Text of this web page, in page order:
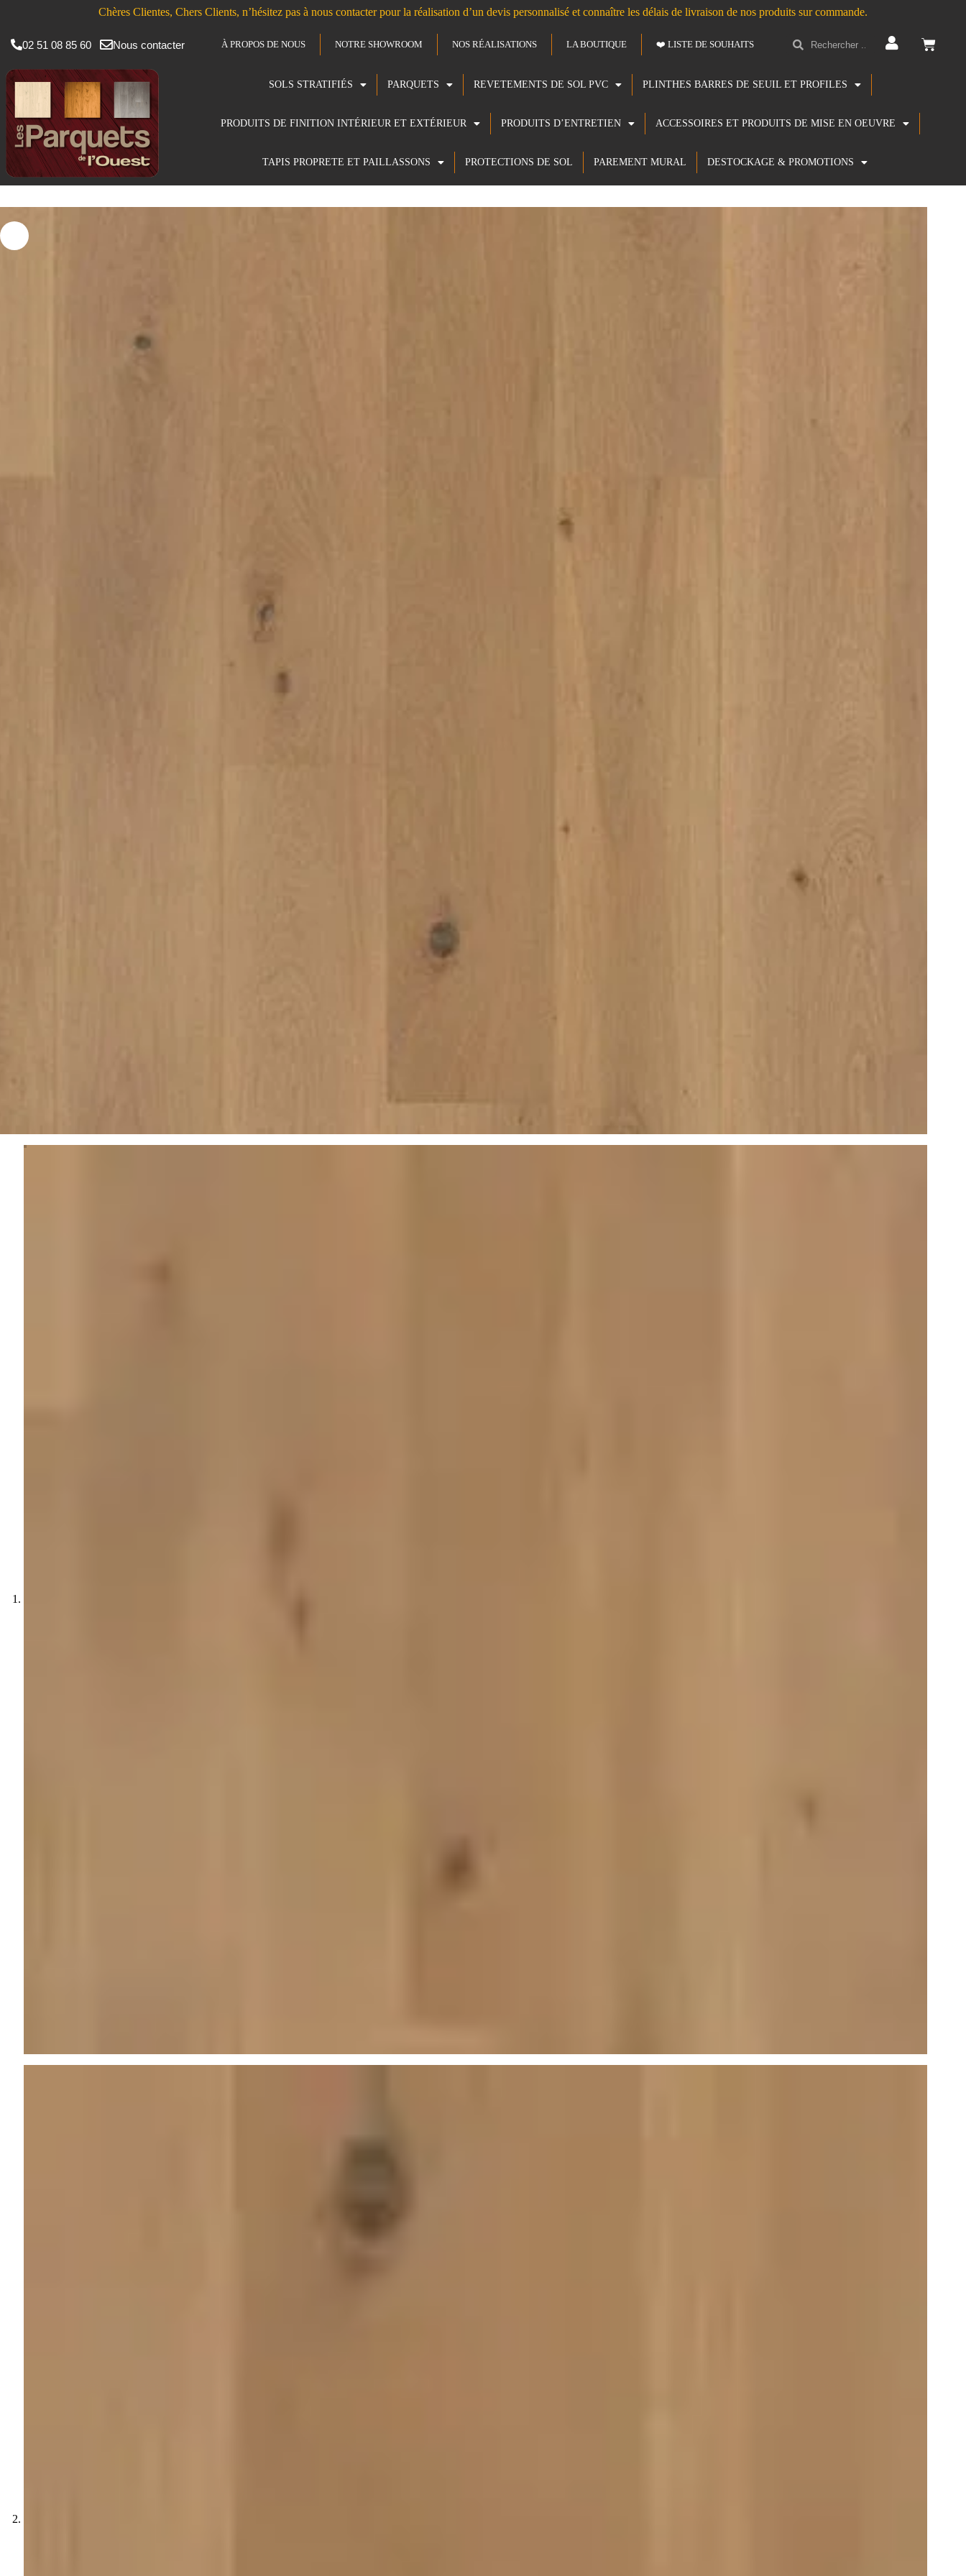
Chères Clientes, Chers Clients, n’hésitez pas à nous contacter pour la réalisation d’un devis personnalisé et connaître les délais de livraison de nos produits sur commande.
02 51 08 85 60 Nous contacter À PROPOS DE NOUS NOTRE SHOWROOM NOS RÉALISATIONS LA BOUTIQUE ❤️ LISTE DE SOUHAITS
SOLS STRATIFIÉS PARQUETS REVETEMENTS DE SOL PVC PLINTHES BARRES DE SEUIL ET PROFILES
PRODUITS DE FINITION INTÉRIEUR ET EXTÉRIEUR PRODUITS D’ENTRETIEN ACCESSOIRES ET PRODUITS DE MISE EN OEUVRE
TAPIS PROPRETE ET PAILLASSONS PROTECTIONS DE SOL PAREMENT MURAL DESTOCKAGE & PROMOTIONS